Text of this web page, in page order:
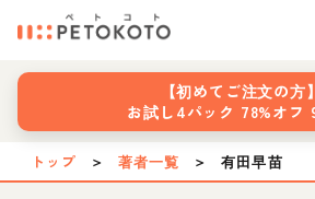
【初めてご注文の方】
お試し4パック 78%オフ
トップ ＞ 著者一覧 ＞ 有田早苗